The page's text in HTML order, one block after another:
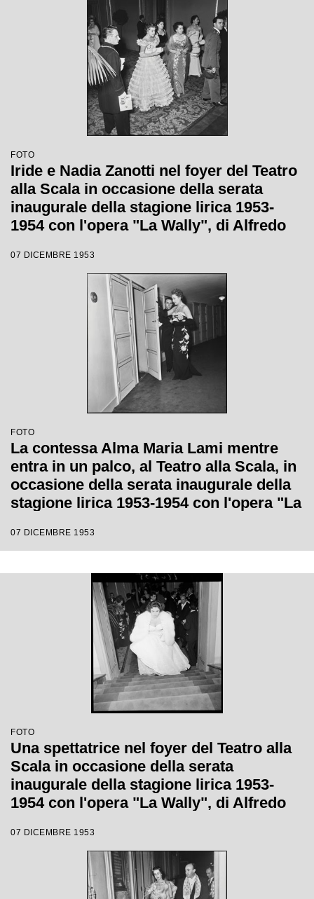
FOTO
Iride e Nadia Zanotti nel foyer del Teatro
alla Scala in occasione della serata
inaugurale della stagione lirica 1953-
1954 con l'opera "La Wally", di Alfredo
con la regia di Tatiana Pavlova
07 DICEMBRE 1953
FOTO
La contessa Alma Maria Lami mentre
entra in un palco, al Teatro alla Scala, in
occasione della serata inaugurale della
stagione lirica 1953-1954 con l'opera "La
Carlo Maria Giulini, con la regia di
07 DICEMBRE 1953
FOTO
Una spettatrice nel foyer del Teatro alla
Scala in occasione della serata
inaugurale della stagione lirica 1953-
1954 con l'opera "La Wally", di Alfredo
con la regia di Tatiana Pavlova
07 DICEMBRE 1953